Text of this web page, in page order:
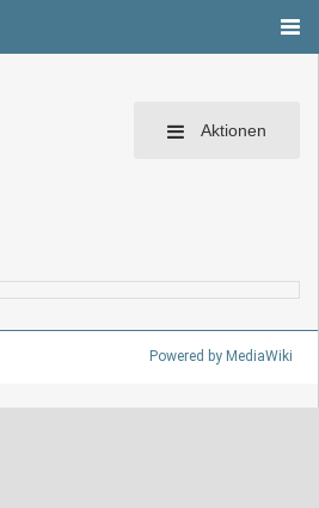
Aktionen
Powered by MediaWiki